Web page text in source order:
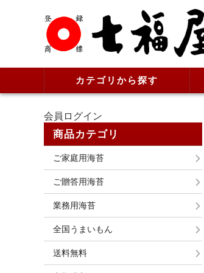
カテゴリから探す
会員ログイン
商品カテゴリ
ご家庭用海苔
ご贈答用海苔
業務用海苔
全国うまいもん
送料無料